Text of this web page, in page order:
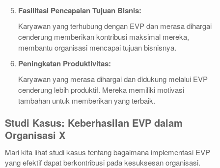
Fasilitasi Pencapaian Tujuan Bisnis:
Karyawan yang terhubung dengan EVP dan merasa dihargai
cenderung memberikan kontribusi maksimal mereka,
membantu organisasi mencapai tujuan bisnisnya.
Peningkatan Produktivitas:
Karyawan yang merasa dihargai dan didukung melalui EVP
cenderung lebih produktif. Mereka memiliki motivasi
tambahan untuk memberikan yang terbaik.
Studi Kasus: Keberhasilan EVP dalam
Organisasi X
Mari kita lihat studi kasus tentang bagaimana implementasi EVP
yang efektif dapat berkontribusi pada kesuksesan organisasi.